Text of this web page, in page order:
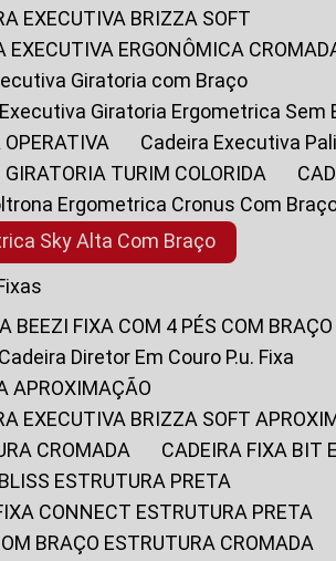
EXECUTIVA BRIZZA SOFT
EXECUTIVA ERGONÔMICA
Giratoria com Braço
Executiva Giratoria Ergometrica Sem
OPERATIVA
Cadeira Executiva
GIRATORIA TURIM COLORIDA
Ergometrica Cronus Com
Sky Alta Com Braço
Fixas
BEEZI FIXA COM 4 PÉS COM BRAÇO
Cadeira Diretor Em Couro P.u. Fixa
APROXIMAÇÃO
EXECUTIVA BRIZZA SOFT
CROMADA
CADEIRA FIXA BIT
BLISS ESTRUTURA PRETA
CONNECT ESTRUTURA PRETA
BRAÇO ESTRUTURA CROMADA